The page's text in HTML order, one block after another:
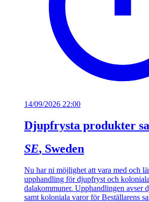
14/09/2026 22:00
Djupfrysta produkter
SE, Sweden
Nu har ni möjlighet att vara med och
upphandling för djupfryst och
dalakommuner. Upphandlingen avser
samt koloniala varor för Beställarens